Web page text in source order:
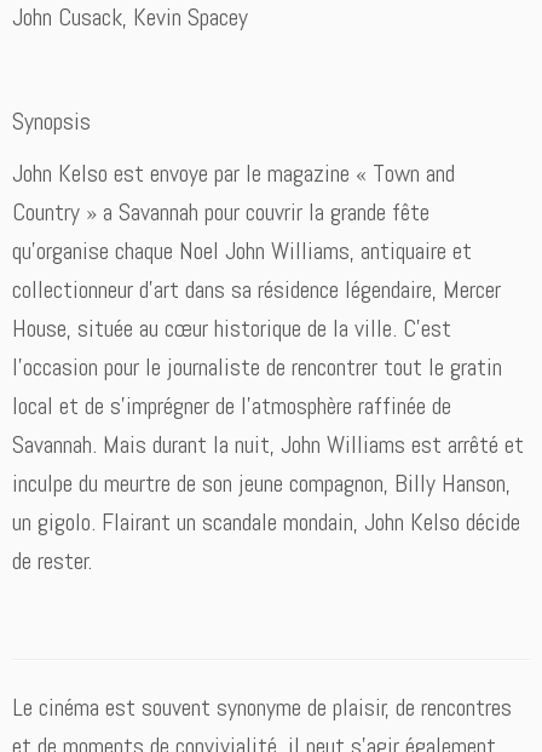
John Cusack, Kevin Spacey
Synopsis
John Kelso est envoye par le magazine « Town and
Country » a Savannah pour couvrir la grande fête
qu’organise chaque Noel John Williams, antiquaire et
collectionneur d’art dans sa résidence légendaire, Mercer
House, située au cœur historique de la ville. C’est
l’occasion pour le journaliste de rencontrer tout le gratin
local et de s’imprégner de l’atmosphère raffinée de
Savannah. Mais durant la nuit, John Williams est arrêté et
inculpe du meurtre de son jeune compagnon, Billy Hanson,
un gigolo. Flairant un scandale mondain, John Kelso décide
de rester.
Le cinéma est souvent synonyme de plaisir, de rencontres